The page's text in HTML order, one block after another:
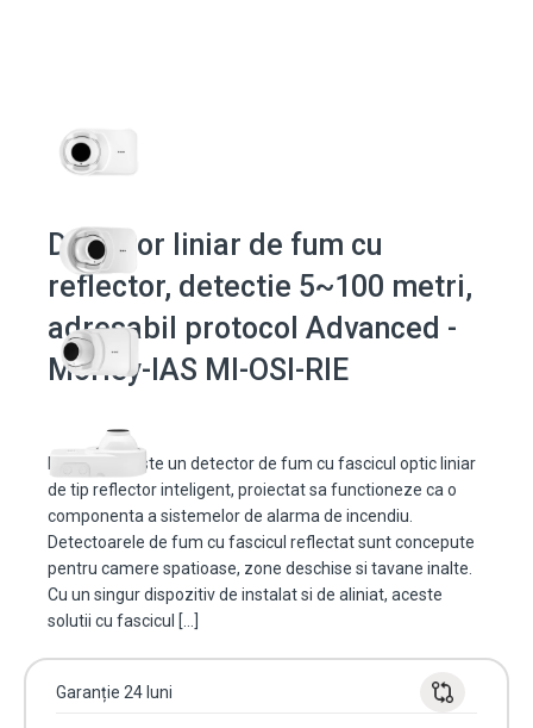
Detector liniar de fum cu
reflector, detectie 5~100 metri,
adresabil protocol Advanced -
Morley-IAS MI-OSI-RIE
MI-OSI-RIE este un detector de fum cu fascicul optic liniar
de tip reflector inteligent, proiectat sa functioneze ca o
componenta a sistemelor de alarma de incendiu.
Detectoarele de fum cu fascicul reflectat sunt concepute
pentru camere spatioase, zone deschise si tavane inalte.
Cu un singur dispozitiv de instalat si de aliniat, aceste
solutii cu fascicul […]
Garanție 24 luni